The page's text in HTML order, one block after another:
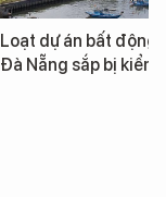
Loạt dự án bất động
Đà Nẵng sắp bị kiểm